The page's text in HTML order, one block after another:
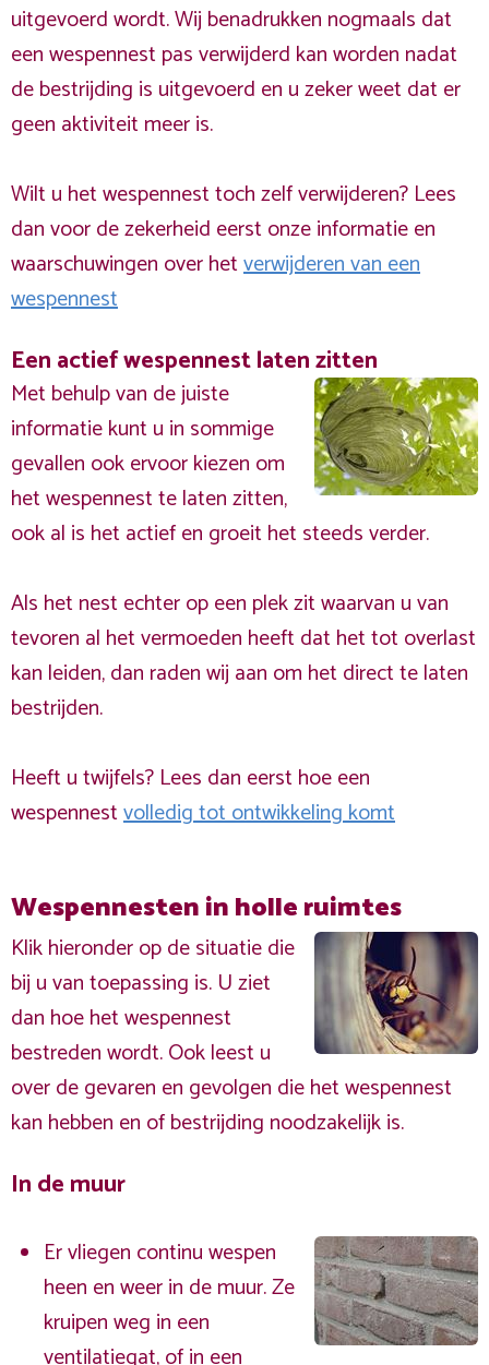
uitgevoerd wordt. Wij benadrukken nogmaals dat
een wespennest pas verwijderd kan worden nadat
de bestrijding is uitgevoerd en u zeker weet dat er
geen aktiviteit meer is.
Wilt u het wespennest toch zelf verwijderen? Lees
dan voor de zekerheid eerst onze informatie en
waarschuwingen over hetverwijderen van een
wespennest
Een actief wespennest laten zitten
Met behulp van de juiste
informatie kunt u in sommige
gevallen ook ervoor kiezen om
het wespennest te laten zitten,
ook al is het actief en groeit het steeds verder.
Als het nest echter op een plek zit waarvan u van
tevoren al het vermoeden heeft dat het tot overlast
kan leiden, dan raden wij aan om het direct te laten
bestrijden.
Heeft u twijfels? Lees dan eerst hoe een
wespennestvolledig tot ontwikkeling komt
Wespennesten in holle ruimtes
Klik hieronder op de situatie die
bij u van toepassing is. U ziet
dan hoe het wespennest
bestreden wordt. Ook leest u
over de gevaren en gevolgen die het wespennest
kan hebben en of bestrijding noodzakelijk is.
In de muur
Er vliegen continu wespen
heen en weer in de muur. Ze
kruipen weg in een